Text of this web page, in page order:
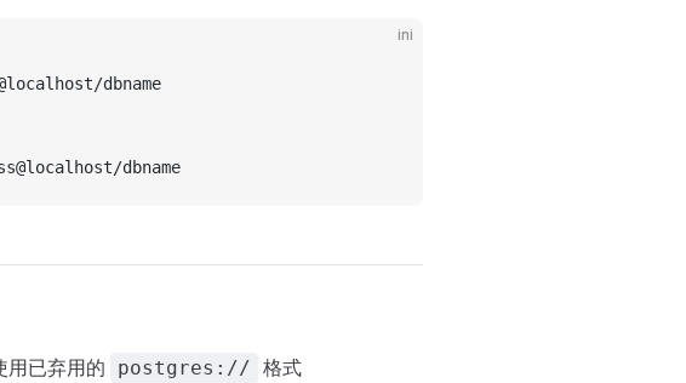
ini
dbname
dbname
用已弃用的 postgres:// 格式